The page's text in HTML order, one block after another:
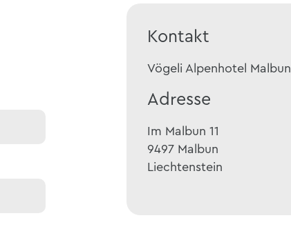
Kontakt
Vögeli Alpenhotel Malbun
Adresse
Im Malbun 11
9497 Malbun
Liechtenstein